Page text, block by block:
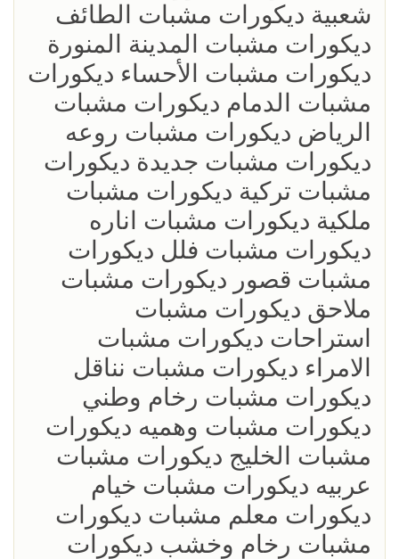
شعبية ديكورات مشبات الطائف
ديكورات مشبات المدينة المنورة
ديكورات مشبات الأحساء ديكورات
مشبات الدمام ديكورات مشبات
الرياض ديكورات مشبات روعه
ديكورات مشبات جديدة ديكورات
مشبات تركية ديكورات مشبات
ملكية ديكورات مشبات اناره
ديكورات مشبات فلل ديكورات
مشبات قصور ديكورات مشبات
ملاحق ديكورات مشبات
استراحات ديكورات مشبات
الامراء ديكورات مشبات نناقل
ديكورات مشبات رخام وطني
ديكورات مشبات وهميه ديكورات
مشبات الخليج ديكورات مشبات
عربيه ديكورات مشبات خيام
ديكورات معلم مشبات ديكورات
مشبات رخام وخشب ديكورات